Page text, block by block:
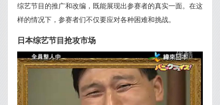
综艺节目的推广和改编，既能展现出参赛者的真实一面。在这
样的情况下，参赛者们不仅要应对各种困难和挑战。
日本综艺节目抢攻市场